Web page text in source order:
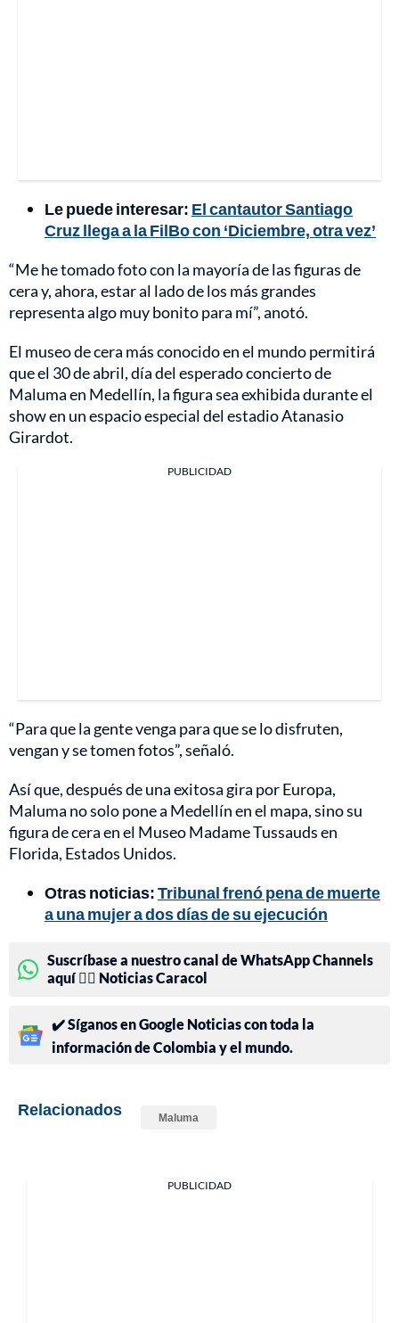
Le puede interesar: El cantautor Santiago
Cruz llega a la FilBo con ‘Diciembre, otra vez’
“Me he tomado foto con la mayoría de las figuras de
cera y, ahora, estar al lado de los más grandes
representa algo muy bonito para mí”, anotó.
El museo de cera más conocido en el mundo permitirá
que el 30 de abril, día del esperado concierto de
Maluma en Medellín, la figura sea exhibida durante el
show en un espacio especial del estadio Atanasio
Girardot.
PUBLICIDAD
“Para que la gente venga para que se lo disfruten,
vengan y se tomen fotos”, señaló.
Así que, después de una exitosa gira por Europa,
Maluma no solo pone a Medellín en el mapa, sino su
figura de cera en el Museo Madame Tussauds en
Florida, Estados Unidos.
Otras noticias:Tribunal frenó pena de muerte
a una mujer a dos días de su ejecución
Suscríbase a nuestro canal de WhatsApp Channels
aquí 👉🏻 Noticias Caracol
✔️ Síganos en Google Noticias con toda la
información de Colombia y el mundo.
Relacionados Maluma
PUBLICIDAD